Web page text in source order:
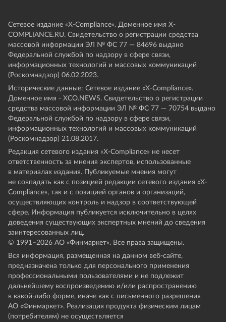
Сетевое издание «Х-Compliance». Доменное имя X-
COMPLIANCE.RU. Свидетельство о регистрации средства
массовой информации ЭЛ № ФС 77 — 84696 выдано
Федеральной службой по надзору в сфере связи,
информационных технологий и массовых коммуникаций
(Роскомнадзор) 06.02.2023.
Исторические данные: Сетевое издание «Х-Compliance».
Доменное имя - XCO.NEWS. Свидетельство о регистрации
средства массовой информации ЭЛ № ФС 77 — 70754 выдано
Федеральной службой по надзору в сфере связи,
информационных технологий и массовых коммуникаций
(Роскомнадзор) 21.08.2017.
Редакция сетевого издания «X-Compliance» не несет
ответственность за мнения экспертов, использованные
в материалах издания. Публикуемые мнения могут
не совпадать как с позицией редакции сетевого издания «X-
Compliance», так и с позицией органов и организаций,
осуществляющих контроль и надзор в соответствующей
сфере. Информация публикуется исключительно в целях
доведения существующих экспертных мнений до сведения
заинтересованных лиц.
© 1991–2026 АО «Финмаркет». Все права защищены.
Вся информация, размещенная на данном веб-сайте,
предназначена только для персонального применения
профессиональными пользователями и не подлежит
дальнейшему воспроизведению и/или распространению
в какой-либо форме, иначе как с письменного разрешения
АО «Финмаркет». Реализация продукта физическим лицам
(потребителям) не осуществляется